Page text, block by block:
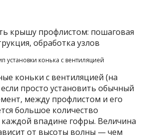
установки конька с вентиляцией
коньки с вентиляцией (на
просто установить обычный
между профлистом и его
большое количество
впадине гофры. Величина
от высоты волны — чем